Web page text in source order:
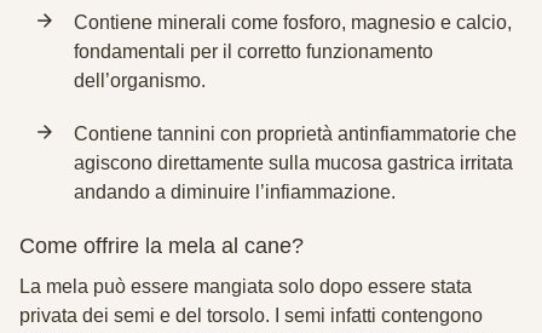
Contiene minerali come fosforo, magnesio e calcio,
fondamentali per il corretto funzionamento
dell’organismo.
Contiene tannini con proprietà antinfiammatorie che
agiscono direttamente sulla mucosa gastrica irritata
andando a diminuire l’infiammazione.
Come offrire la mela al cane?
La mela può essere mangiata solo dopo essere stata
privata dei semi e del torsolo. I semi infatti contengono